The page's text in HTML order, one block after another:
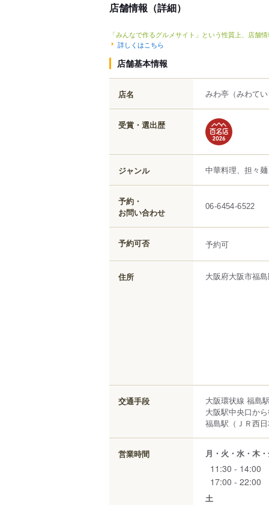
店舗情報（詳細）
「みんなで作るグルメサイト」という性質上、店舗
詳しくはこちら
店舗基本情報
店名 みわ亭 （みわてい
受賞・選出歴
ジャンル 中華料理、担々
予約・
お問い合わせ
06-6454-6522
予約可否 予約可
住所 大阪府大阪市福
交通手段
大阪環状線 福島
大阪駅中央口か
福島駅（ＪＲ西
営業時間 月・火・水・木
11:30 - 14:00
17:00 - 22:00
土